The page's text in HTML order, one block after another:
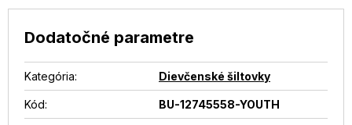
Dodatočné parametre
Kategória: Dievčenské šiltovky
Kód: BU-12745558-YOUTH